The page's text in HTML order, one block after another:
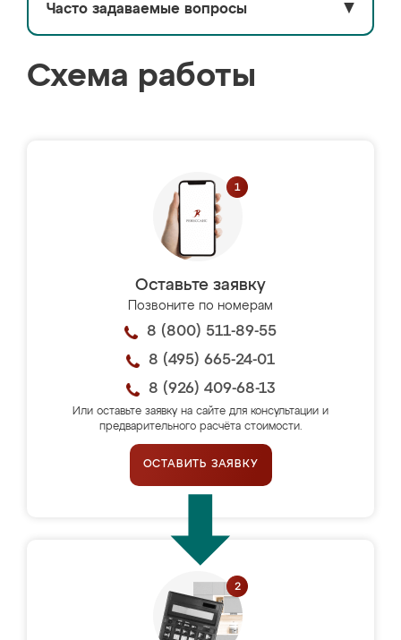
Часто задаваемые вопросы ▼
Схема работы
Оставьте заявку
Позвоните по номерам
8 (800) 511-89-55
8 (495) 665-24-01
8 (926) 409-68-13
Или оставьте заявку на сайте для консультации и
предварительного расчёта стоимости.
ОСТАВИТЬ ЗАЯВКУ